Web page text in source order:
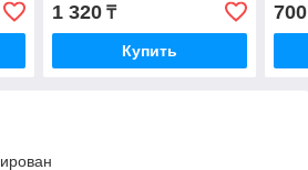
1 320₸
Купить
700